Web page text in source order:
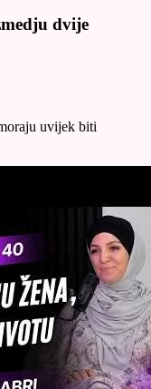
dvije
uvijek biti